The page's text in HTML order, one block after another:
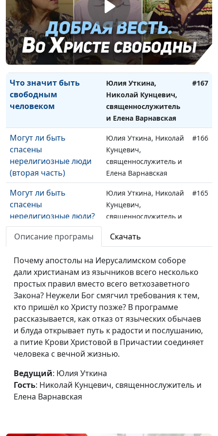
Елена Варнавская
Что значит быть
свободным в Боге?
Юлия Уткина, Николай
Кунцевич,
священнослужитель и
Елена Варнавская
#168
Что значит быть
свободным
человеком
Юлия Уткина,
Николай Кунцевич,
священнослужитель
и Елена Варнавская
#167
Могут ли быть
спасены
нерелигиозные люди
(вторая часть)
Юлия Уткина, Николай
Кунцевич,
священнослужитель и
Елена Варнавская
#166
Могут ли быть
спасены
нерелигиозные люди?
(первая часть)
Юлия Уткина, Николай
Кунцевич,
священнослужитель и
#165
жизни избежать
крайностей
Юлия Уткина, Николай
Кунцевич,
священнослужитель и
Елена Варнавская
#164
Ждут ли верующего
человека скорби?
Юлия Уткина, Николай
Кунцевич,
Елена Варнавская
Что значит пребывать
в благодати Божьей
Юлия Уткина, Николай
Елена Варнавская
Описание програмы Скачать
Почему апостолы на Иерусалимском соборе
дали христианам из язычников всего несколько
простых правил вместо всего ветхозаветного
Закона? Неужели Бог смягчил требования к тем,
кто пришёл ко Христу позже? В программе
рассказывается, как отказ от языческих обычаев
и блуда открывает путь к радости и послушанию,
а питие Крови Христовой в Причастии соединяет
человека с вечной жизнью.
Ведущий: Юлия Уткина
Гость: Николай Кунцевич, священнослужитель и
Елена Варнавская